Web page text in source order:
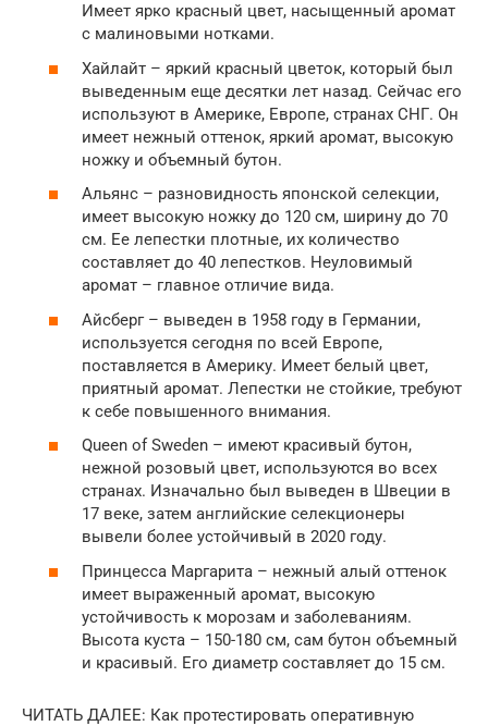
Имеет ярко красный цвет, насыщенный аромат
с малиновыми нотками.
Хайлайт – яркий красный цветок, который был
выведенным еще десятки лет назад. Сейчас его
используют в Америке, Европе, странах СНГ. Он
имеет нежный оттенок, яркий аромат, высокую
ножку и объемный бутон.
Альянс – разновидность японской селекции,
имеет высокую ножку до 120 см, ширину до 70
см. Ее лепестки плотные, их количество
составляет до 40 лепестков. Неуловимый
аромат – главное отличие вида.
Айсберг – выведен в 1958 году в Германии,
используется сегодня по всей Европе,
поставляется в Америку. Имеет белый цвет,
приятный аромат. Лепестки не стойкие, требуют
к себе повышенного внимания.
Queen of Sweden – имеют красивый бутон,
нежной розовый цвет, используются во всех
странах. Изначально был выведен в Швеции в
17 веке, затем английские селекционеры
вывели более устойчивый в 2020 году.
Принцесса Маргарита – нежный алый оттенок
имеет выраженный аромат, высокую
устойчивость к морозам и заболеваниям.
Высота куста – 150-180 см, сам бутон объемный
и красивый. Его диаметр составляет до 15 см.
ЧИТАТЬ ДАЛЕЕ: Как протестировать оперативную